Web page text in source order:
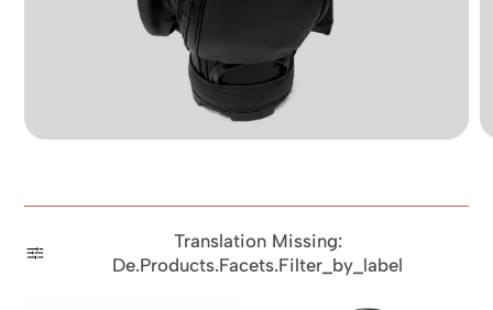
Translation Missing:
De.products.facets.filter_by_label